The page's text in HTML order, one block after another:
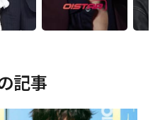
記事